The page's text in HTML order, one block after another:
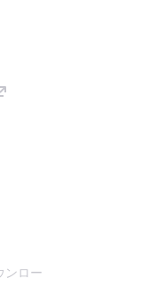
ンロー